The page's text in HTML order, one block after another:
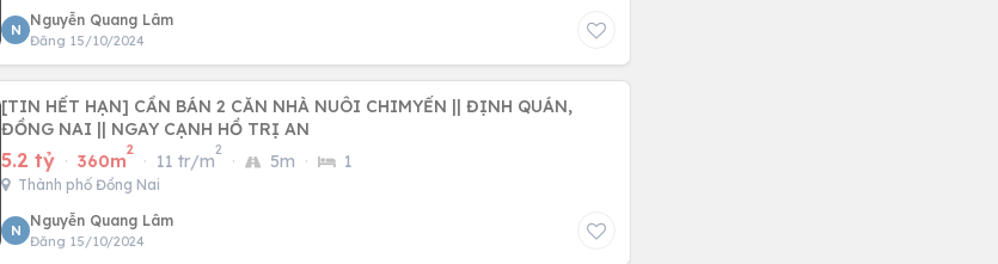
N
Nguyễn Quang Lâm
Đăng 15/10/2024
[TIN HẾT HẠN] CẦN BÁN 2 CĂN NHÀ NUÔI CHIMYẾN || ĐỊNH QUÁN,
ĐỒNG NAI || NGAY CẠNH HỒ TRỊ AN
5.2 tỷ · 360m
2
· 11 tr/m
2
· 5m · 1
Thành phố Đồng Nai
N
Nguyễn Quang Lâm
Đăng 15/10/2024